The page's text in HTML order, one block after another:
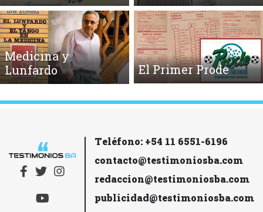
Medicina y
Lunfardo
El Primer Prode
Teléfono: +54 11 6551-6196
contacto@testimoniosba.com
redaccion@testimoniosba.com
publicidad@testimoniosba.com